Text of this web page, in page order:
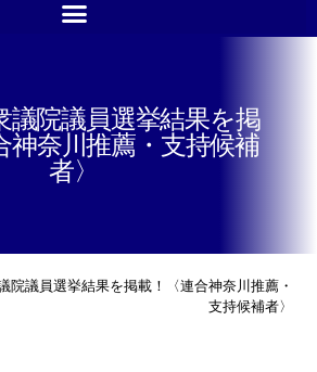
議院議員選挙結果を掲
神奈川推薦・支持候補
者〉
院議員選挙結果を掲載！〈連合神奈川推薦・
支持候補者〉